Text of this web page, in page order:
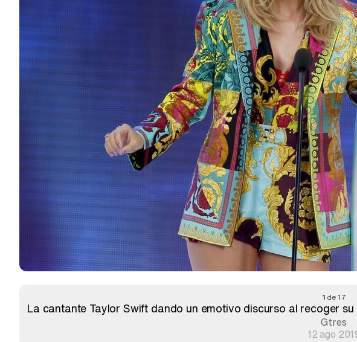
1 de 17
La cantante Taylor Swift dando un emotivo discurso al recoger
Gtres
12 ago